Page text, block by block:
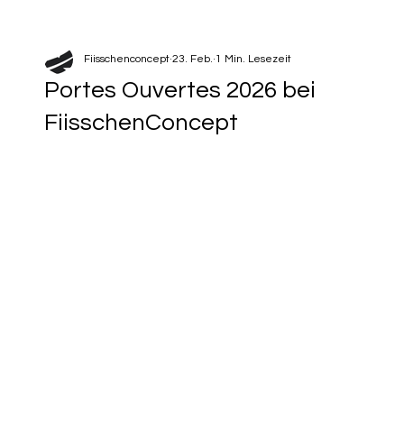
Portes Ouvertes 2026 bei
FiisschenConcept
Fiisschenconcept 23. Feb. 1 Min. Lesezeit